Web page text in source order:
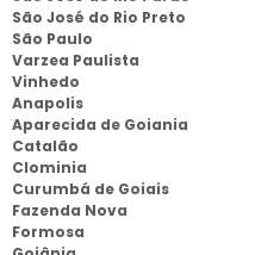
São José do Rio Preto
São Paulo
Varzea Paulista
Vinhedo
Anapolis
Aparecida de Goiania
Catalão
Clominia
Curumbá de Goiais
Fazenda Nova
Formosa